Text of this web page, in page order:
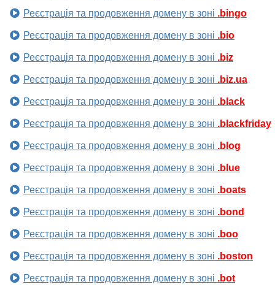
Реєстрація та продовження домену в зоні .bingo
Реєстрація та продовження домену в зоні .bio
Реєстрація та продовження домену в зоні .biz
Реєстрація та продовження домену в зоні .biz.ua
Реєстрація та продовження домену в зоні .black
Реєстрація та продовження домену в зоні .blackfriday
Реєстрація та продовження домену в зоні .blog
Реєстрація та продовження домену в зоні .blue
Реєстрація та продовження домену в зоні .boats
Реєстрація та продовження домену в зоні .bond
Реєстрація та продовження домену в зоні .boo
Реєстрація та продовження домену в зоні .boston
Реєстрація та продовження домену в зоні .bot